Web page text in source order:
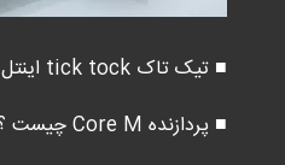
■ تیک تاک tick tock اینتل چیست
■ پردازنده Core M چیست ؟